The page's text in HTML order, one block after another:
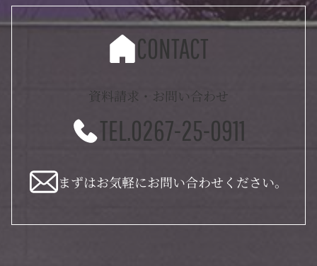
CONTACT
資料請求・お問い合わせ
TEL.0267-25-0911
まずはお気軽にお問い合わせください。